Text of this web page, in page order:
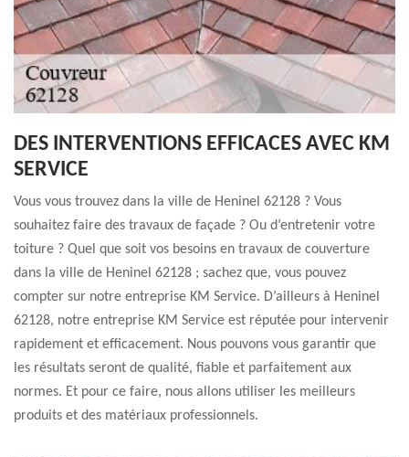
DES INTERVENTIONS EFFICACES AVEC KM
SERVICE
Vous vous trouvez dans la ville de Heninel 62128 ? Vous
souhaitez faire des travaux de façade ? Ou d’entretenir votre
toiture ? Quel que soit vos besoins en travaux de couverture
dans la ville de Heninel 62128 ; sachez que, vous pouvez
compter sur notre entreprise KM Service. D’ailleurs à Heninel
62128, notre entreprise KM Service est réputée pour intervenir
rapidement et efficacement. Nous pouvons vous garantir que
les résultats seront de qualité, fiable et parfaitement aux
normes. Et pour ce faire, nous allons utiliser les meilleurs
produits et des matériaux professionnels.